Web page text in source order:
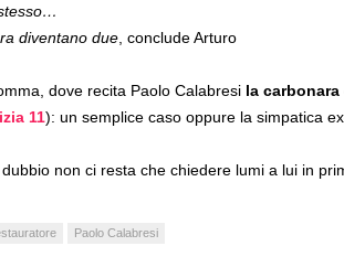
diventano due , conclude Arturo
dove recita Paolo Calabresi la carbonara
11): un semplice caso oppure la simpatica
dubbio non ci resta che chiedere lumi a lui in
Paolo Calabresi